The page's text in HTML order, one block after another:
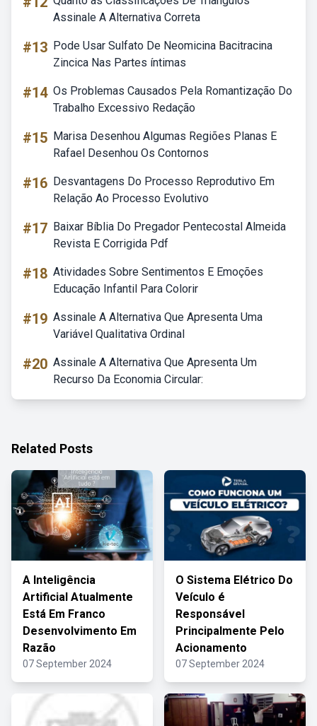
Assinale A Alternativa Correta
#13 Pode Usar Sulfato De Neomicina Bacitracina
Zincica Nas Partes íntimas
#14 Os Problemas Causados Pela Romantização Do
Trabalho Excessivo Redação
#15 Marisa Desenhou Algumas Regiões Planas E
Rafael Desenhou Os Contornos
#16 Desvantagens Do Processo Reprodutivo Em
Relação Ao Processo Evolutivo
#17 Baixar Bíblia Do Pregador Pentecostal Almeida
Revista E Corrigida Pdf
#18 Atividades Sobre Sentimentos E Emoções
Educação Infantil Para Colorir
#19 Assinale A Alternativa Que Apresenta Uma
Variável Qualitativa Ordinal
#20 Assinale A Alternativa Que Apresenta Um
Recurso Da Economia Circular:
Related Posts
A Inteligência
Artificial Atualmente
Está Em Franco
Desenvolvimento Em
Razão
07 September 2024
O Sistema Elétrico Do
Veículo é
Responsável
Principalmente Pelo
Acionamento
07 September 2024